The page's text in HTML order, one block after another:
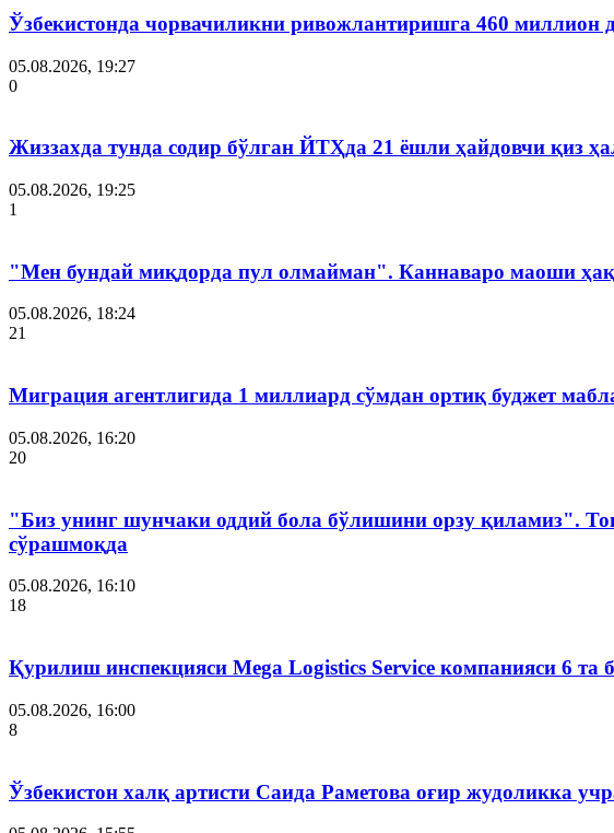
Ўзбекистонда чорвачиликни ривожлантиришга 460 миллион
05.08.2026, 19:27
0
Жиззахда тунда содир бўлган ЙТҲда 21 ёшли ҳайдовчи қиз
05.08.2026, 19:25
1
"Мен бундай миқдорда пул олмайман". Каннаваро маоши
05.08.2026, 18:24
21
Миграция агентлигида 1 миллиард сўмдан ортиқ буджет
05.08.2026, 16:20
20
"Биз унинг шунчаки оддий бола бўлишини орзу қиламиз".
сўрашмоқда
05.08.2026, 16:10
18
Қурилиш инспекцияси Мega Logistics Service компанияси 6
05.08.2026, 16:00
8
Ўзбекистон халқ артисти Саида Раметова оғир жудоликка